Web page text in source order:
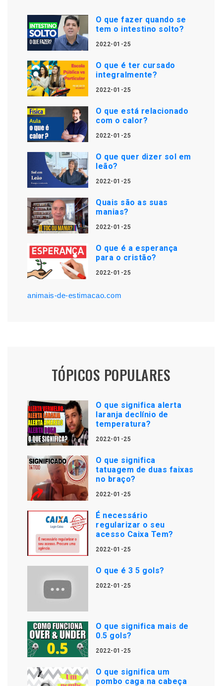
O que fazer quando se
tem o intestino solto?
2022-01-25
O que é ter cursado
integralmente?
2022-01-25
O que está relacionado
com o calor?
2022-01-25
O que quer dizer sol em
leão?
2022-01-25
Quais são as suas
manias?
2022-01-25
O que é a esperança
para o cristão?
2022-01-25
animais-de-estimacao.com
TÓPICOS POPULARES
O que significa alerta
laranja declínio de
temperatura?
2022-01-25
O que significa
tatuagem de duas faixas
no braço?
2022-01-25
É necessário
regularizar o seu
acesso Caixa Tem?
2022-01-25
O que é 3 5 gols?
2022-01-25
O que significa mais de
0.5 gols?
2022-01-25
O que significa um
pombo caga na cabeça